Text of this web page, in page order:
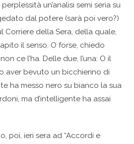
un’analisi semi seria su
dal potere (sarà poi vero?)
Corriere della Sera, della quale,
il senso. O forse, chiedo
ce l’ha. Delle due, l’una: O il
aver bevuto un bicchierino di
ha messo nero su bianco la sua
ma d’intelligente ha assai
poi, ieri sera ad “Accordi e